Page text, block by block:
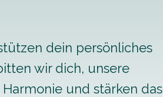
dein persönliches
wir dich, unsere
und stärken das